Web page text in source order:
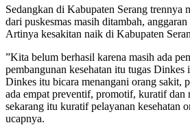
Sedangkan di Kabupaten Serang trennya
dari puskesmas masih ditambah,
Artinya kesakitan naik di Kabupaten
”Kita belum berhasil karena masih ada
pembangunan kesehatan itu tugas
Dinkes itu bicara menangani orang sakit,
ada empat preventif, promotif, kuratif dan
sekarang itu kuratif pelayanan kesehatan
ucapnya.